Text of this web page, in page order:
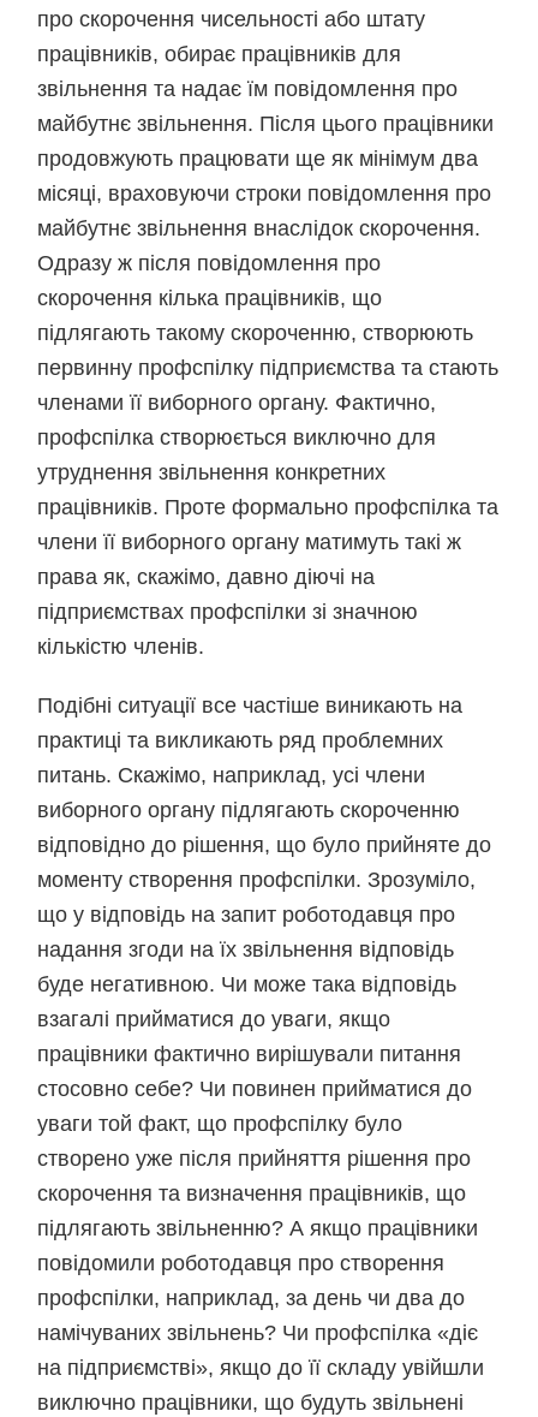
про скорочення чисельності або штату
працівників, обирає працівників для
звільнення та надає їм повідомлення про
майбутнє звільнення. Після цього працівники
продовжують працювати ще як мінімум два
місяці, враховуючи строки повідомлення про
майбутнє звільнення внаслідок скорочення.
Одразу ж після повідомлення про
скорочення кілька працівників, що
підлягають такому скороченню, створюють
первинну профспілку підприємства та стають
членами її виборного органу. Фактично,
профспілка створюється виключно для
утруднення звільнення конкретних
працівників. Проте формально профспілка та
члени її виборного органу матимуть такі ж
права як, скажімо, давно діючі на
підприємствах профспілки зі значною
кількістю членів.
Подібні ситуації все частіше виникають на
практиці та викликають ряд проблемних
питань. Скажімо, наприклад, усі члени
виборного органу підлягають скороченню
відповідно до рішення, що було прийняте до
моменту створення профспілки. Зрозуміло,
що у відповідь на запит роботодавця про
надання згоди на їх звільнення відповідь
буде негативною. Чи може така відповідь
взагалі прийматися до уваги, якщо
працівники фактично вирішували питання
стосовно себе? Чи повинен прийматися до
уваги той факт, що профспілку було
створено уже після прийняття рішення про
скорочення та визначення працівників, що
підлягають звільненню? А якщо працівники
повідомили роботодавця про створення
профспілки, наприклад, за день чи два до
намічуваних звільнень? Чи профспілка «діє
на підприємстві», якщо до її складу увійшли
виключно працівники, що будуть звільнені